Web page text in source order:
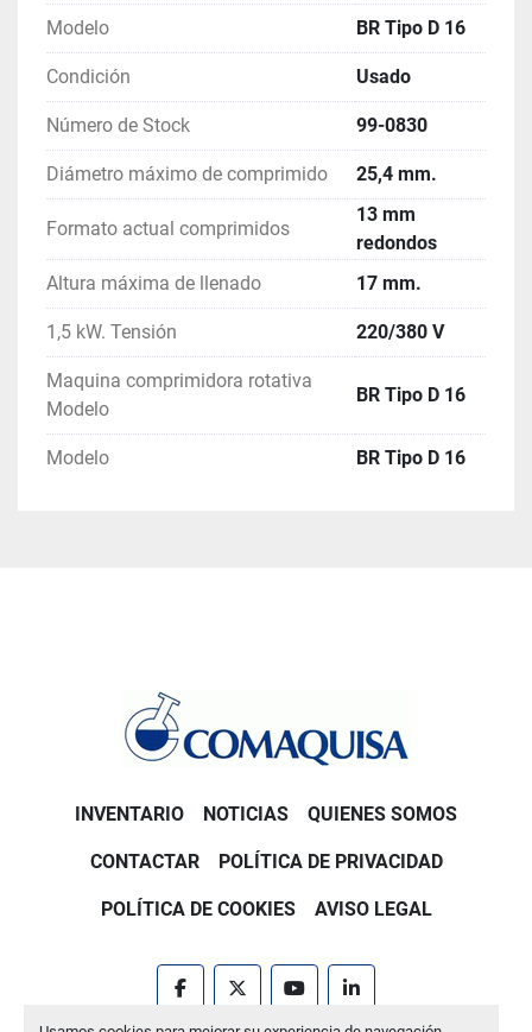
Modelo BR Tipo D 16
Condición Usado
Número de Stock 99-0830
Diámetro máximo de comprimido 25,4 mm.
Formato actual comprimidos
13 mm
redondos
Altura máxima de llenado
17 mm.
1,5 kW. Tensión 220/380 V
Maquina comprimidora rotativa
Modelo
BR Tipo D 16
Modelo BR Tipo D 16
INVENTARIO NOTICIAS QUIENES SOMOS
CONTACTAR POLÍTICA DE PRIVACIDAD
POLÍTICA DE COOKIES AVISO LEGAL
facebooktwitter youtubelinkedin